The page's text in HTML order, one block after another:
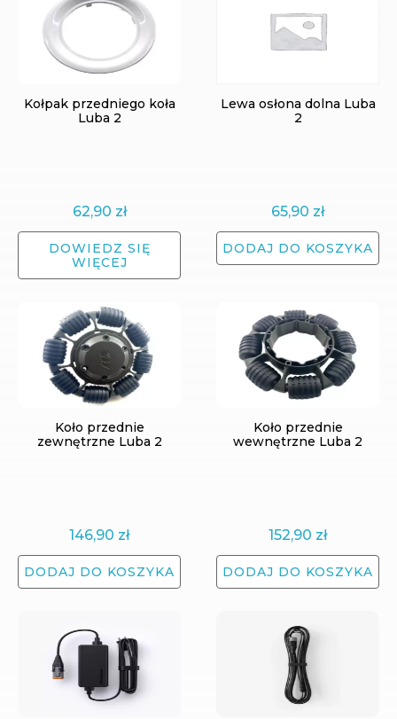
Kołpak przedniego koła
Luba 2
62,90 zł
DOWIEDZ SIĘ
WIĘCEJ
Lewa osłona dolna Luba
2
65,90 zł
DODAJ DO KOSZYKA
Koło przednie
zewnętrzne Luba 2
146,90 zł
DODAJ DO KOSZYKA
Koło przednie
wewnętrzne Luba 2
152,90 zł
DODAJ DO KOSZYKA